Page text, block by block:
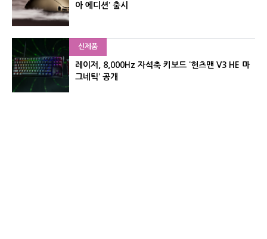
아 에디션’ 출시
신제품
레이저, 8,000Hz 자석축 키보드 ‘헌츠맨 V3 HE 마
그네틱’ 공개